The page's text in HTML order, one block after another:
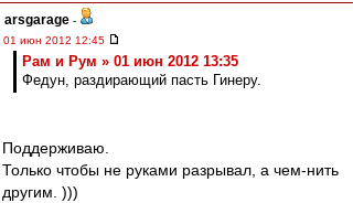
arsgarage -
01 июн 2012 12:45
Рам и Рум » 01 июн 2012 13:35
Федун, раздирающий пасть Гинеру.
Поддерживаю.
Только чтобы не руками разрывал, а чем-нить
другим. )))